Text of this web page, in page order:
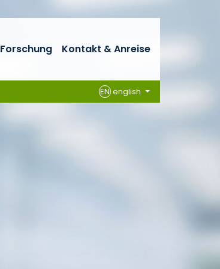
Forschung Kontakt & Anreise
EN english